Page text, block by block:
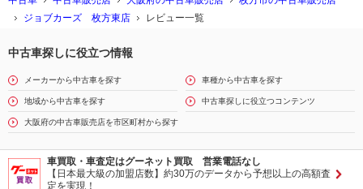
ジョブカーズ 枚方東店
レビュー一覧
中古車探しに役立つ情報
メーカーから中古車を探す 車種から中古車を探す
地域から中古車を探す 中古車探しに役立つコンテンツ
大阪府の中古車販売店を市区町村から探す
車買取・車査定はグーネット買取 営業電話なし
【日本最大級の加盟店数】約30万のデータから予想以上の高額査
定を実現！